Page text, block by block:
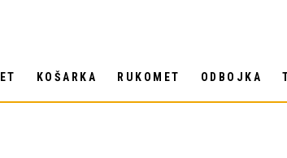
KOŠARKA RUKOMET ODBOJKA